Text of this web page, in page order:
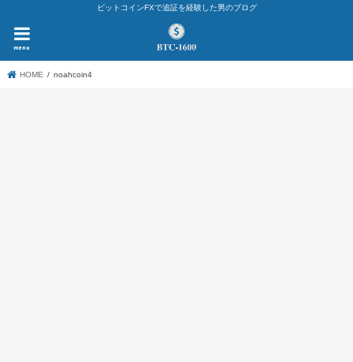
ビットコインFXで追証を経験した男のブログ
menu
HOME noahcoin4